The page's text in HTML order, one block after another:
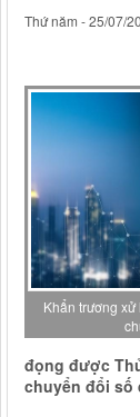
Thứ năm - 25/07/
Khẩn trương
đọng được
chuyển đổi số